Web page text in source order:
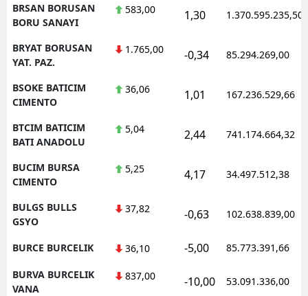
BRSAN BORUSAN
BORU SANAYI
583,00 1,30 1.370.595.235,50
BRYAT BORUSAN
YAT. PAZ.
1.765,00 -0,34 85.294.269,00
BSOKE BATICIM
CIMENTO
36,06 1,01 167.236.529,66
BTCIM BATICIM
BATI ANADOLU
5,04 2,44 741.174.664,32
BUCIM BURSA
CIMENTO
5,25 4,17 34.497.512,38
BULGS BULLS
GSYO
37,82 -0,63 102.638.839,00
BURCE BURCELIK 36,10 -5,00 85.773.391,66
BURVA BURCELIK
VANA
837,00 -10,00 53.091.336,00